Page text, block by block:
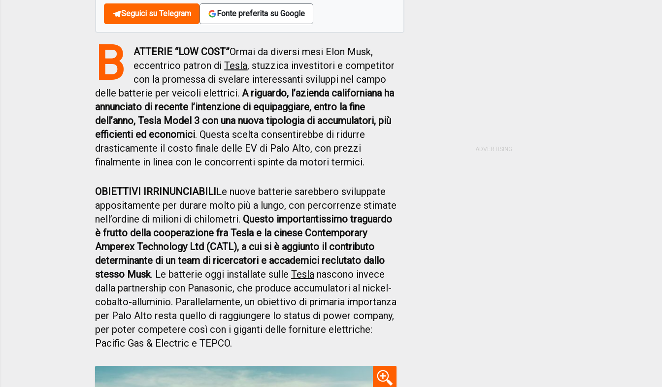
Seguici su Telegram Fonte preferita su Google
B ATTERIE “LOW COST”Ormai da diversi mesi Elon Musk,
eccentrico patron diTesla, stuzzica investitori e competitor
con la promessa di svelare interessanti sviluppi nel campo
delle batterie per veicoli elettrici. A riguardo, l’azienda californiana ha
annunciato di recente l’intenzione di equipaggiare, entro la fine
dell’anno, Tesla Model 3 con una nuova tipologia di accumulatori, più
efficienti ed economici. Questa scelta consentirebbe di ridurre
drasticamente il costo finale delle EV di Palo Alto, con prezzi
finalmente in linea con le concorrenti spinte da motori termici.
OBIETTIVI IRRINUNCIABILILe nuove batterie sarebbero sviluppate
appositamente per durare molto più a lungo, con percorrenze stimate
nell’ordine di milioni di chilometri. Questo importantissimo traguardo
è frutto della cooperazione fra Tesla e la cinese Contemporary
Amperex Technology Ltd (CATL), a cui si è aggiunto il contributo
determinante di un team di ricercatori e accademici reclutato dallo
stesso Musk. Le batterie oggi installate sulle Tesla nascono invece
dalla partnership con Panasonic, che produce accumulatori al nickel-
cobalto-alluminio. Parallelamente, un obiettivo di primaria importanza
per Palo Alto resta quello di raggiungere lo status di power company,
per poter competere così con i giganti delle forniture elettriche:
Pacific Gas & Electric e TEPCO.